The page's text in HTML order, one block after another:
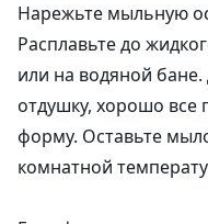
Нарежьте мыльную
Расплавьте до
или на водяной
отдушку, хорошо все
форму. Оставьте
комнатной